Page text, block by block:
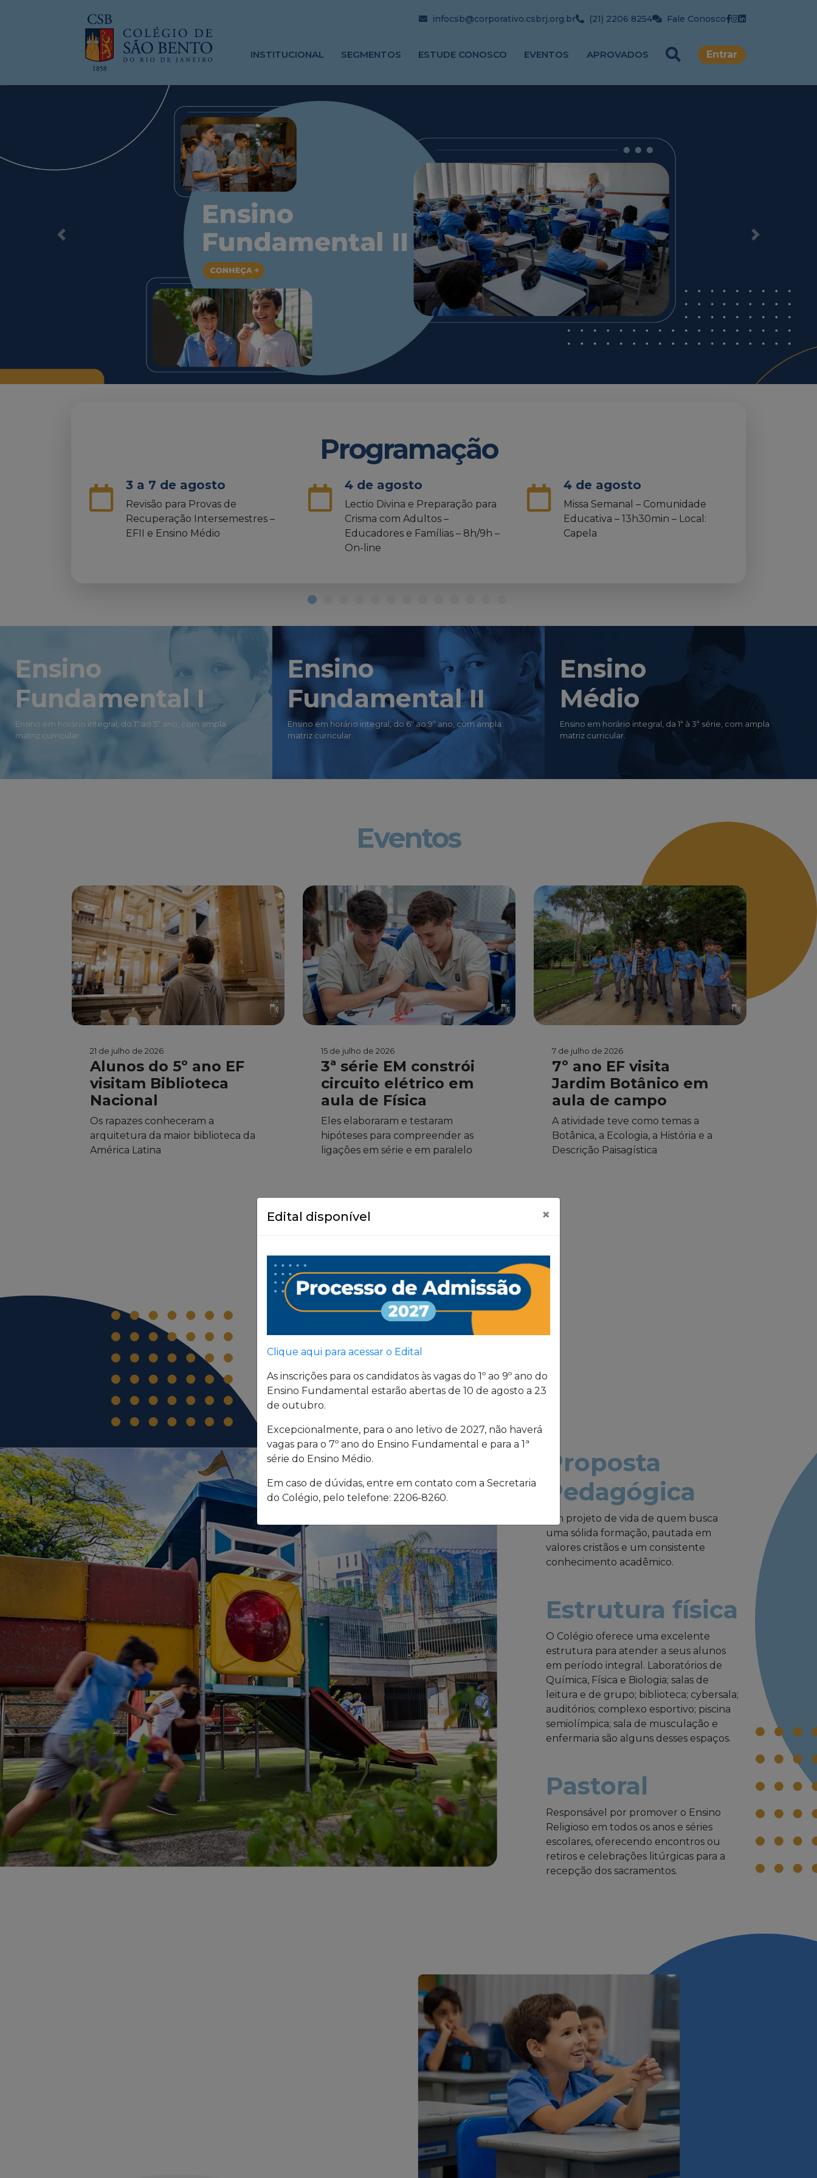
infocsb@corporativo.csbrj.org.br (21) 2206 8254 Fale Conosco
INSTITUCIONAL SEGMENTOS ESTUDE CONOSCO EVENTOS APROVADOS Entrar
Previous Next
Programação
3 a 7 de agosto
Revisão para Provas de
Recuperação Intersemestres –
EFII e Ensino Médio
4 de agosto
Lectio Divina e Preparação para
Crisma com Adultos –
Educadores e Famílias – 8h/9h –
On-line
4 de agosto
Missa Semanal – Comunidade
Educativa – 13h30min – Local:
Capela
Ensino
Fundamental I
Ensino em horário integral, do 1º ao 5º ano, com ampla
matriz curricular.
Ensino
Fundamental II
Ensino em horário integral, do 6º ao 9º ano, com ampla
matriz curricular.
Ensino
Médio
Ensino em horário integral, da 1ª à 3ª série, com ampla
matriz curricular.
Eventos
21 de julho de 2026
Alunos do 5º ano EF
visitam Biblioteca
Nacional
Os rapazes conheceram a
arquitetura da maior biblioteca da
América Latina
15 de julho de 2026
3ª série EM constrói
circuito elétrico em
aula de Física
Eles elaboraram e testaram
hipóteses para compreender as
ligações em série e em paralelo
7 de julho de 2026
7º ano EF visita
Jardim Botânico em
aula de campo
A atividade teve como temas a
Botânica, a Ecologia, a História e a
Descrição Paisagística
Proposta
Pedagógica
Um projeto de vida de quem busca
uma sólida formação, pautada em
valores cristãos e um consistente
conhecimento acadêmico.
Estrutura física
O Colégio oferece uma excelente
estrutura para atender a seus alunos
em período integral. Laboratórios de
Química, Física e Biologia; salas de
leitura e de grupo; biblioteca; cybersala;
auditórios; complexo esportivo; piscina
semiolímpica; sala de musculação e
enfermaria são alguns desses espaços.
Pastoral
Responsável por promover o Ensino
Religioso em todos os anos e séries
escolares, oferecendo encontros ou
retiros e celebrações litúrgicas para a
recepção dos sacramentos.
Edital disponível ×
Clique aqui para acessar o Edital
As inscrições para os candidatos às vagas do 1º ao 9º ano do
Ensino Fundamental estarão abertas de 10 de agosto a 23
de outubro.
Excepcionalmente, para o ano letivo de 2027, não haverá
vagas para o 7º ano do Ensino Fundamental e para a 1ª
série do Ensino Médio.
Em caso de dúvidas, entre em contato com a Secretaria
do Colégio, pelo telefone: 2206-8260.